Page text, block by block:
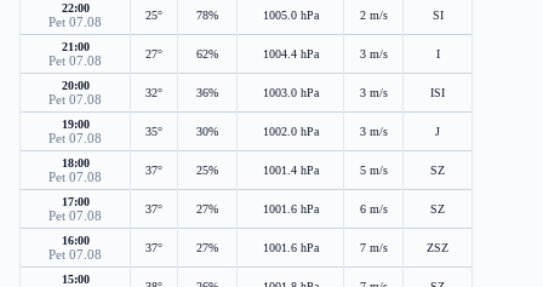
22:00
Pet 07.08 25° 78% 1005.0 hPa 2 m/s SI
21:00
Pet 07.08 27° 62% 1004.4 hPa 3 m/s I
20:00
Pet 07.08 32° 36% 1003.0 hPa 3 m/s ISI
19:00
Pet 07.08 35° 30% 1002.0 hPa 3 m/s J
18:00
Pet 07.08 37° 25% 1001.4 hPa 5 m/s SZ
17:00
Pet 07.08 37° 27% 1001.6 hPa 6 m/s SZ
16:00
Pet 07.08 37° 27% 1001.6 hPa 7 m/s ZSZ
15:00